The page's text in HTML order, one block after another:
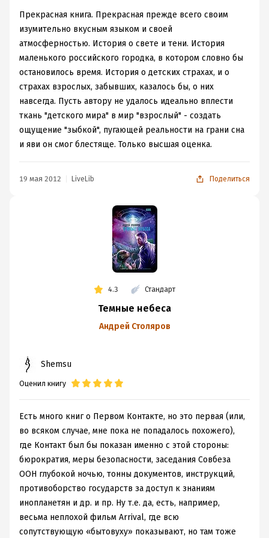
Прекрасная книга. Прекрасная прежде всего своим
изумительно вкусным языком и своей
атмосферностью. История о свете и тени. История
маленького российского городка, в котором словно бы
остановилось время. История о детских страхах, и о
страхах взрослых, забывших, казалось бы, о них
навсегда. Пусть автору не удалось идеально вплести
ткань "детского мира" в мир "взрослый" - создать
ощущение "зыбкой", пугающей реальности на грани сна
и яви он смог блестяще. Только высшая оценка.
19 мая 2012 LiveLib Поделиться
4.3 Стандарт
Темные небеса
Андрей Столяров
Shemsu
Оценил книгу
Есть много книг о Первом Контакте, но это первая (или,
во всяком случае, мне пока не попадалось похожего),
где Контакт был бы показан именно с этой стороны:
бюрократия, меры безопасности, заседания Совбеза
ООН глубокой ночью, тонны документов, инструкций,
противоборство государств за доступ к знаниям
инопланетян и др. и пр. Ну т.е. да, есть, например,
весьма неплохой фильм Arrival, где всю
сопутствующую «бытовуху» показывают, но там тоже